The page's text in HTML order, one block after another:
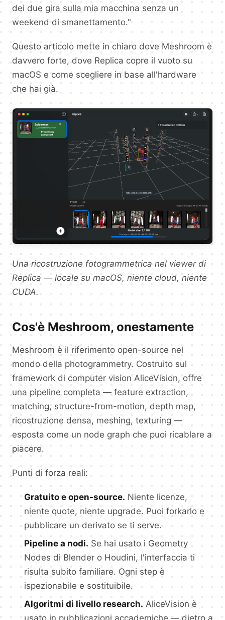
dei due gira sulla mia macchina senza un
weekend di smanettamento."
Questo articolo mette in chiaro dove Meshroom è
davvero forte, dove Replica copre il vuoto su
macOS e come scegliere in base all'hardware
che hai già.
Una ricostruzione fotogrammetrica nel viewer di
Replica — locale su macOS, niente cloud, niente
CUDA.
Cos'è Meshroom, onestamente
Meshroom è il riferimento open-source nel
mondo della photogrammetry. Costruito sul
framework di computer vision AliceVision, offre
una pipeline completa — feature extraction,
matching, structure-from-motion, depth map,
ricostruzione densa, meshing, texturing —
esposta come un node graph che puoi ricablare a
piacere.
Punti di forza reali:
Gratuito e open-source. Niente licenze,
niente quote, niente upgrade. Puoi forkarlo e
pubblicare un derivato se ti serve.
Pipeline a nodi. Se hai usato i Geometry
Nodes di Blender o Houdini, l'interfaccia ti
risulta subito familiare. Ogni step è
ispezionabile e sostituibile.
Algoritmi di livello research. AliceVision è
usato in pubblicazioni accademiche — dietro a